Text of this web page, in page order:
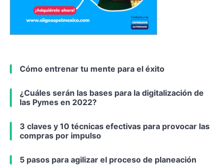
Cómo entrenar tu mente para el éxito
¿Cuáles serán las bases para la digitalización de
las Pymes en 2022?
3 claves y 10 técnicas efectivas para provocar las
compras por impulso
5 pasos para agilizar el proceso de planeación